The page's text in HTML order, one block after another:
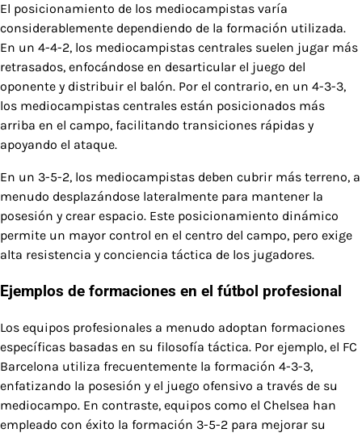
El posicionamiento de los mediocampistas varía
considerablemente dependiendo de la formación utilizada.
En un 4-4-2, los mediocampistas centrales suelen jugar más
retrasados, enfocándose en desarticular el juego del
oponente y distribuir el balón. Por el contrario, en un 4-3-3,
los mediocampistas centrales están posicionados más
arriba en el campo, facilitando transiciones rápidas y
apoyando el ataque.
En un 3-5-2, los mediocampistas deben cubrir más terreno, a
menudo desplazándose lateralmente para mantener la
posesión y crear espacio. Este posicionamiento dinámico
permite un mayor control en el centro del campo, pero exige
alta resistencia y conciencia táctica de los jugadores.
Ejemplos de formaciones en el fútbol profesional
Los equipos profesionales a menudo adoptan formaciones
específicas basadas en su filosofía táctica. Por ejemplo, el FC
Barcelona utiliza frecuentemente la formación 4-3-3,
enfatizando la posesión y el juego ofensivo a través de su
mediocampo. En contraste, equipos como el Chelsea han
empleado con éxito la formación 3-5-2 para mejorar su